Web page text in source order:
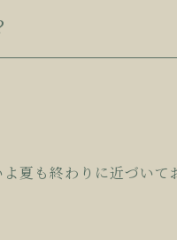
夏も終わりに近づいて